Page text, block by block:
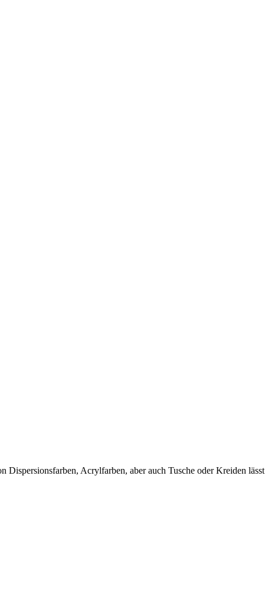
Acrylfarben, aber auch Tusche oder Kreiden lässt